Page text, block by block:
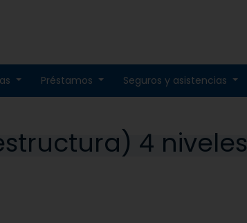
Préstamos Seguros y asistencias
4 niveles